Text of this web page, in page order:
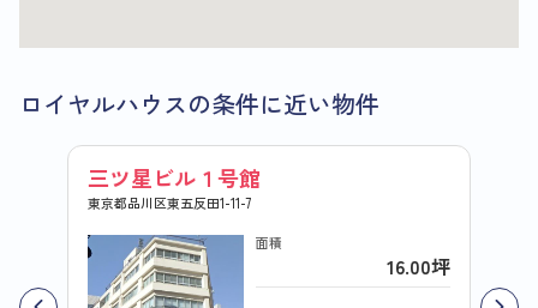
ロイヤルハウスの条件に近い物件
三ツ星ビル１号館
東京都品川区東五反田1-11-7
面積
16.00坪